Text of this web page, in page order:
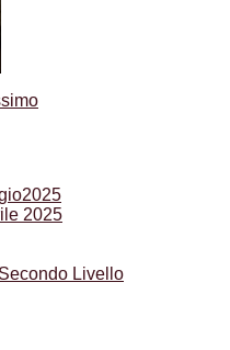
2025
Livello